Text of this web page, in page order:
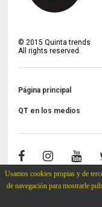
Usamos cookies propias y de
de navegación para mostrarle
© 2015 Quinta trends
All rights reserved.
Página principal
QT en los medios